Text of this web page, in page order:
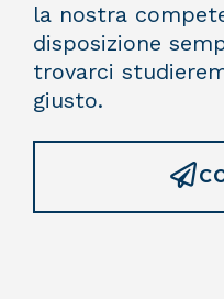
la nostra
disposizione
trovarci
giusto.